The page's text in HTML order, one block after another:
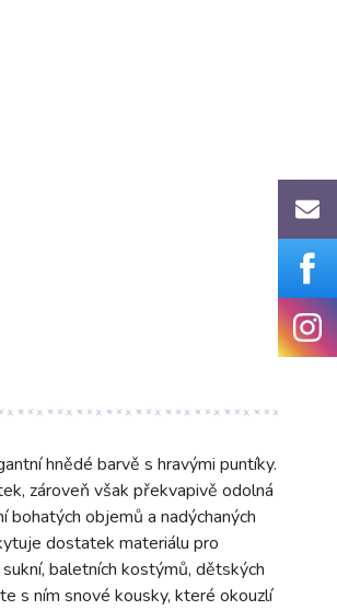
hnědé barvě s hravými puntíky.
zároveň však překvapivě odolná
objemů a nadýchaných
dostatek materiálu pro
baletních kostýmů, dětských
s ním snové kousky, které okouzlí